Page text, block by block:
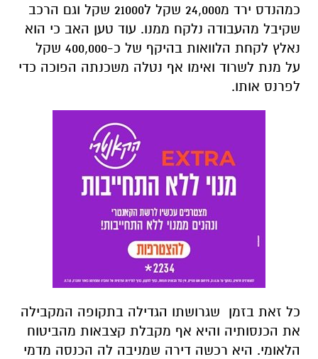
כמהנדס ירד מ24,000 שקל ל21000 שקל וגם הרכב
שקיבל מהעבודה נלקח ממנו. עוד טען האב כי הוא
נאלץ לקחת הלוואות בהיקף של כ-400,000 שקל
על מנת לשרוד ואימו אף נטלה משכנתה הפוכה כדי
לפרנס אותו.
כל זאת בזמן שגרושתו הגדילה בתקופה המקבילה
את הכנסותיה והיא אף מקבלת קצבאות מהביטוח
הלאומי. היא רכשה דירה שמניבה לה הכנסה מדמי